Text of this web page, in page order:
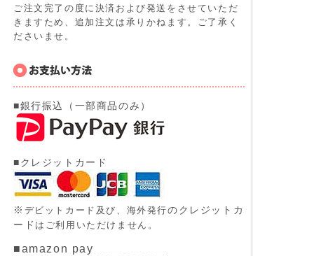
ご注文完了の度に決済および発送をさせていただ
きますため、追加注文は承りかねます。ご了承く
ださいませ。
■銀行振込（一部商品のみ）
■クレジットカード
※ デビットカード及び、 海外発行のクレジットカ
ード はご利用いただけません。
■amazon pay